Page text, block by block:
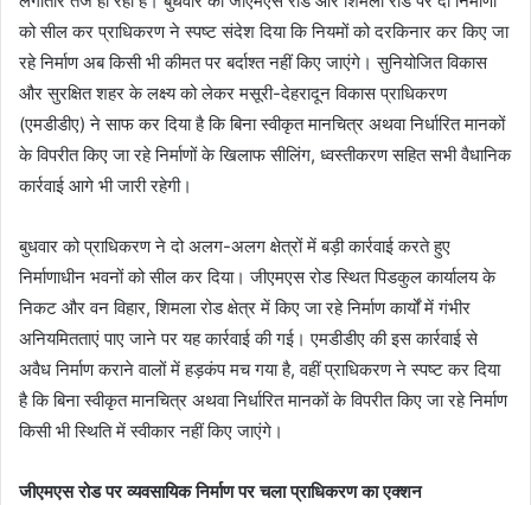
को सील कर प्राधिकरण ने स्पष्ट संदेश दिया कि नियमों को दरकिनार कर किए जा
रहे निर्माण अब किसी भी कीमत पर बर्दाश्त नहीं किए जाएंगे। सुनियोजित विकास
और सुरक्षित शहर के लक्ष्य को लेकर मसूरी-देहरादून विकास प्राधिकरण
(एमडीडीए) ने साफ कर दिया है कि बिना स्वीकृत मानचित्र अथवा निर्धारित मानकों
के विपरीत किए जा रहे निर्माणों के खिलाफ सीलिंग, ध्वस्तीकरण सहित सभी वैधानिक
कार्रवाई आगे भी जारी रहेगी।
बुधवार को प्राधिकरण ने दो अलग-अलग क्षेत्रों में बड़ी कार्रवाई करते हुए
निर्माणाधीन भवनों को सील कर दिया। जीएमएस रोड स्थित पिडकुल कार्यालय के
निकट और वन विहार, शिमला रोड क्षेत्र में किए जा रहे निर्माण कार्यों में गंभीर
अनियमितताएं पाए जाने पर यह कार्रवाई की गई। एमडीडीए की इस कार्रवाई से
अवैध निर्माण कराने वालों में हड़कंप मच गया है, वहीं प्राधिकरण ने स्पष्ट कर दिया
है कि बिना स्वीकृत मानचित्र अथवा निर्धारित मानकों के विपरीत किए जा रहे निर्माण
किसी भी स्थिति में स्वीकार नहीं किए जाएंगे।
जीएमएस रोड पर व्यवसायिक निर्माण पर चला प्राधिकरण का एक्शन